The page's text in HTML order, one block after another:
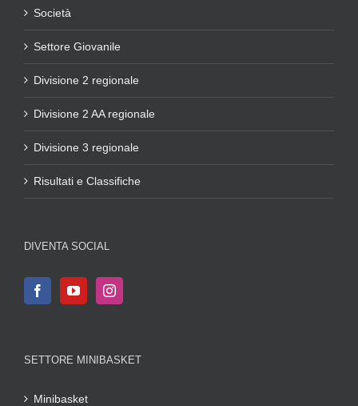
Società
Settore Giovanile
Divisione 2 regionale
Divisione 2 AA regionale
Divisione 3 regionale
Risultati e Classifiche
DIVENTA SOCIAL
SETTORE MINIBASKET
Minibasket